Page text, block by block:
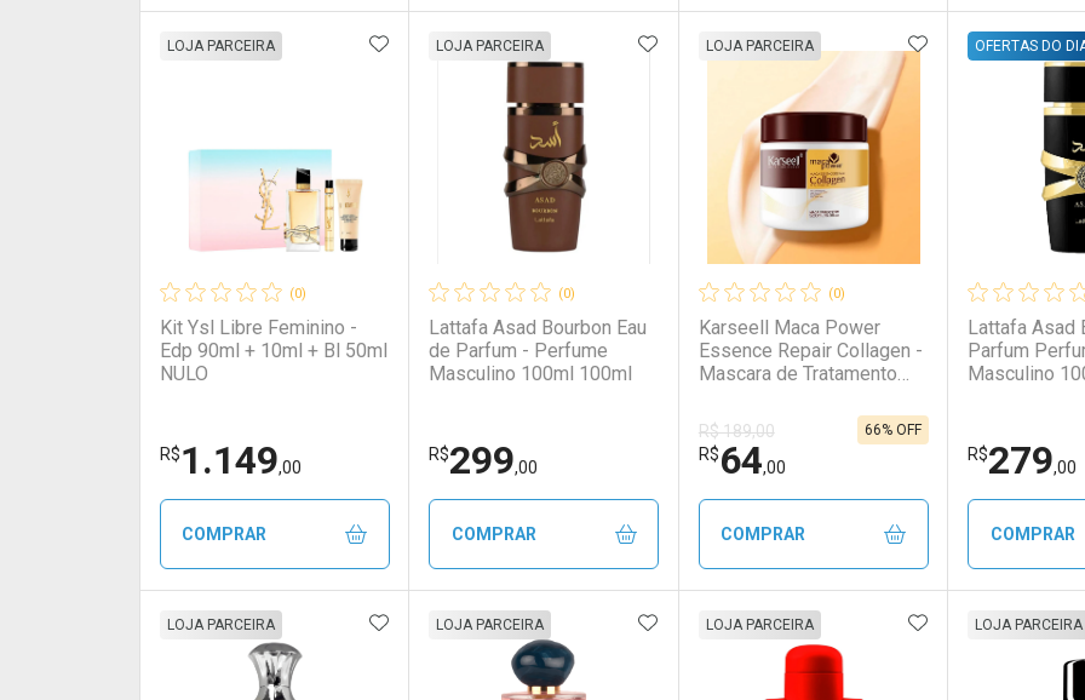
FECHAR
Ativar Desconto
Comprar sem Desconto
FECHAR
Comprar sem Desconto
FECHAR
Laboratório
Ativar Desconto
Comprar sem Desconto
FECHAR
Por Menos
Comprar sem Desconto
FECHAR
Laboratório
Ativar Desconto
Comprar sem Desconto
FECHAR
Por Menos
Comprar sem Desconto
Ativar
Comprar
Por
Comprar
(0)
Kit Ysl Libre Feminino -
Edp 90ml + 10ml + Bl 50ml
NULO
LOJA PARCEIRA
R$1.149,00
ADICIONAR AOS FAVORITOS
COMPRAR
FECHAR
Laboratório
FECHAR
Por Menos
(0)
Lattafa Asad Bourbon Eau
de Parfum - Perfume
Masculino 100ml 100ml
LOJA PARCEIRA
R$299,00
ADICIONAR AOS FAVORITOS
COMPRAR
FECHAR
Laboratório
FECHAR
Por Menos
(0)
Karseell Maca Power
Essence Repair Collagen -
Mascara de Tratamento
LOJA PARCEIRA
R$ 189,00
R$64,00
66% OFF
ADICIONAR AOS
COMPRAR
FECHAR
Laboratório
FECHAR
Por Menos
Lattafa Asad
Parfum
Masculino
OFERTAS DO
R$279,00
COMPRAR
Por
LOJA PARCEIRA ADICIONAR AOS FAVORITOS
LOJA PARCEIRA ADICIONAR AOS FAVORITOS
LOJA PARCEIRA ADICIONAR AOS
LOJA PARCEIRA